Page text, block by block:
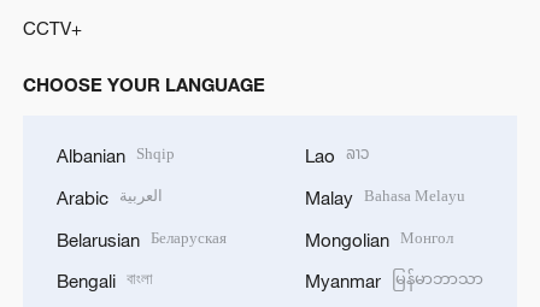
CCTV+
CHOOSE YOUR LANGUAGE
Albanian Shqip
Arabic العربية
Belarusian Беларуская
Bengali বাংলা
Lao ລາວ
Malay Bahasa Melayu
Mongolian Монгол
Myanmar မြန်မာဘာသာ